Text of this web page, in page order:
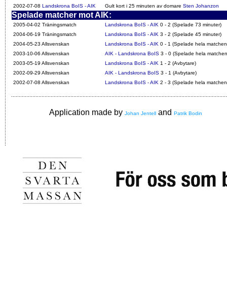
2002-07-08 Landskrona BoIS - AIK Gult kort i 25 minuten av domare Sten Johanzon
Spelade matcher mot AIK:
2005-04-02 Träningsmatch Landskrona BoIS - AIK 0 - 2 (Spelade 73 minuter)
2004-06-19 Träningsmatch
Landskrona BoIS - AIK 3 - 2 (Spelade 45 minuter)
2004-05-23 Allsvenskan
Landskrona BoIS - AIK 0 - 1 (Spelade hela
2003-10-06 Allsvenskan
AIK - Landskrona BoIS 3 - 0 (Spelade hela
2003-05-19 Allsvenskan
Landskrona BoIS - AIK 1 - 2 (Avbytare)
2002-09-29 Allsvenskan
AIK - Landskrona BoIS 3 - 1 (Avbytare)
2002-07-08 Allsvenskan
Landskrona BoIS - AIK 2 - 3 (Spelade hela
Application made by Johan Jentell and Patrik Bodin